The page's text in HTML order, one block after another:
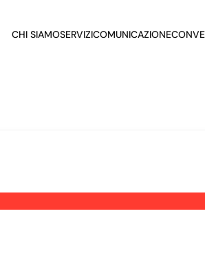
CHI SIAMOSERVIZICOMUNICAZIONE